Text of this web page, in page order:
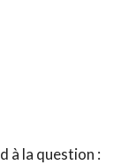
à la question :